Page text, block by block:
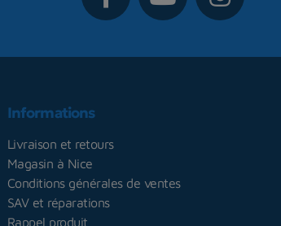
Informations
Livraison et retours
Magasin à Nice
Conditions générales de ventes
SAV et réparations
Rappel produit